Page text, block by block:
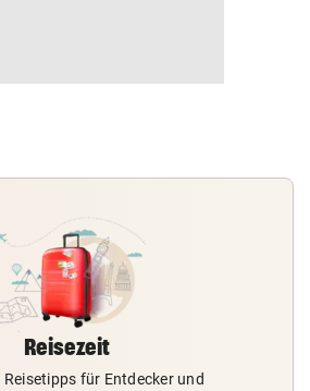
Reisezeit
Reisetipps für Entdecker und